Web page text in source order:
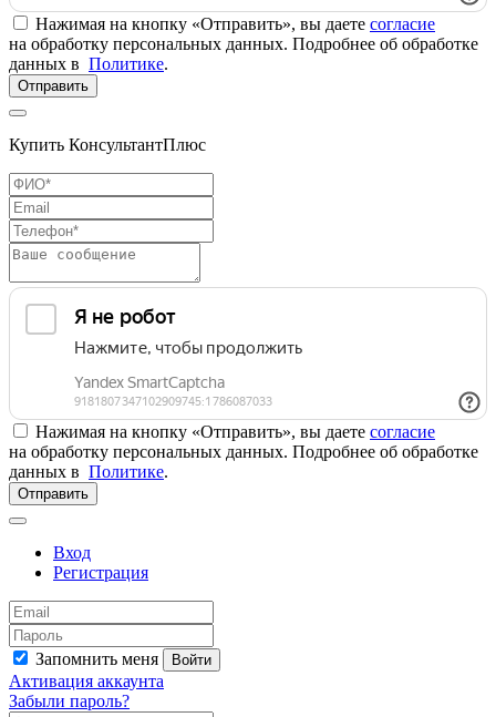
Нажимая на кнопку «Отправить», вы даете согласие
на обработку персональных данных. Подробнее об обработке
данных в Политике.
Отправить
Купить КонсультантПлюс
Нажимая на кнопку «Отправить», вы даете согласие
на обработку персональных данных. Подробнее об обработке
данных в Политике.
Отправить
Вход
Регистрация
Запомнить меня Войти
Активация аккаунта
Забыли пароль?